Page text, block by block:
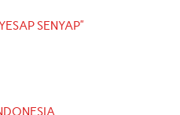
SENYAP”